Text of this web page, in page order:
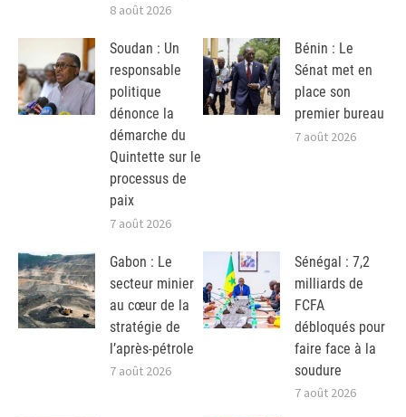
8 août 2026
Soudan : Un
responsable
politique
dénonce la
démarche du
Quintette sur le
processus de
paix
7 août 2026
Bénin : Le
Sénat met en
place son
premier bureau
7 août 2026
Gabon : Le
secteur minier
au cœur de la
stratégie de
l’après-pétrole
7 août 2026
Sénégal : 7,2
milliards de
FCFA
débloqués pour
faire face à la
soudure
7 août 2026